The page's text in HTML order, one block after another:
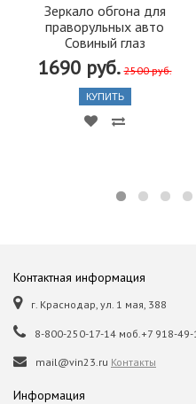
Зеркало обгона для
праворульных авто
Совиный глаз
1690 руб. 2500 руб.
КУПИТЬ
Контактная информация
г. Краснодар, ул. 1 мая, 388
8-800-250-17-14 моб.+7 918-49-
mail@vin23.ru Контакты
Информация